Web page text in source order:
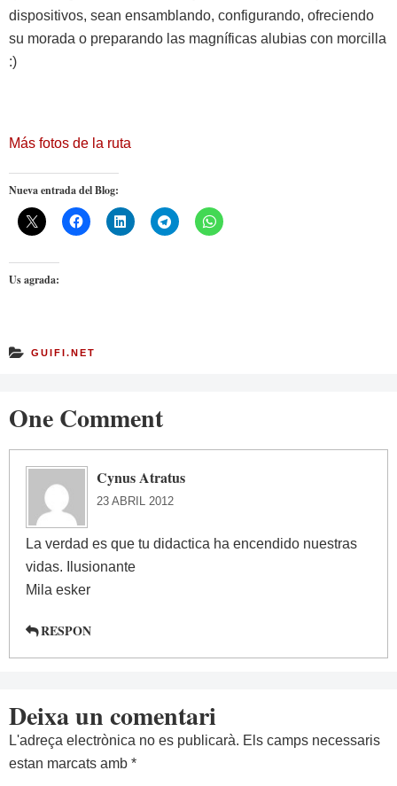
dispositivos, sean ensamblando, configurando, ofreciendo
su morada o preparando las magníficas alubias con morcilla
:)
Más fotos de la ruta
Nueva entrada del Blog:
Us agrada:
GUIFI.NET
One Comment
Cynus Atratus
23 ABRIL 2012
La verdad es que tu didactica ha encendido nuestras
vidas. Ilusionante
Mila esker
RESPON
Deixa un comentari
L'adreça electrònica no es publicarà. Els camps necessaris
estan marcats amb *